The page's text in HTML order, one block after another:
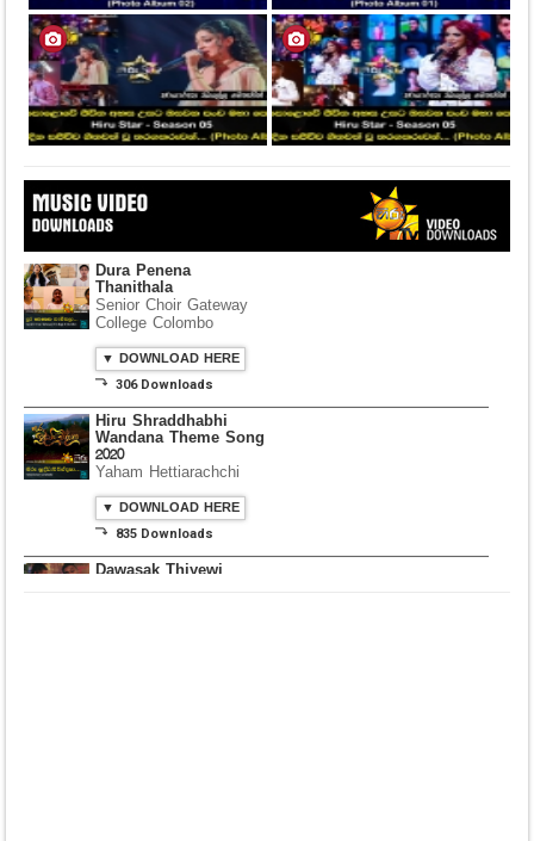
Dura Penena
Thanithala
Senior Choir Gateway
College Colombo
▼ DOWNLOAD HERE
⤵ 306 Downloads
Hiru Shraddhabhi
Wandana Theme Song
2020
Yaham Hettiarachchi
▼ DOWNLOAD HERE
⤵ 835 Downloads
Dawasak Thiyewi